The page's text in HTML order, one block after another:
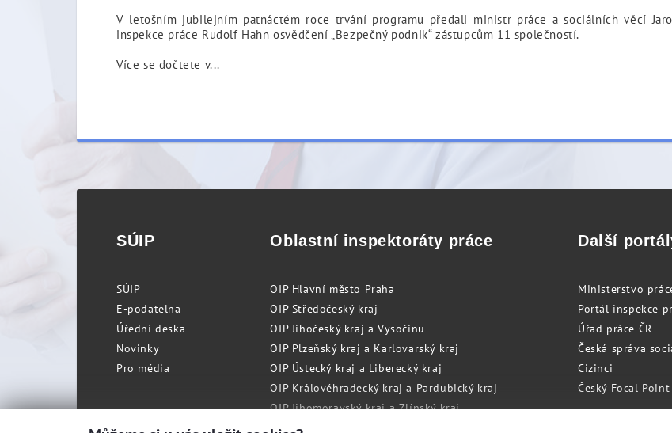
V letošním jubilejním patnáctém roce trvání programu předali ministr práce a sociálních věcí
inspekce práce Rudolf Hahn osvědčení „Bezpečný podnik“ zástupcům 11 společností.
Více se dočtete v...
SÚIP
SÚIP
E-podatelna
Úřední deska
Novinky
Pro média
Oblastní inspektoráty práce
OIP Hlavní město Praha
OIP Středočeský kraj
OIP Jihočeský kraj a Vysočinu
OIP Plzeňský kraj a Karlovarský kraj
OIP Ústecký kraj a Liberecký kraj
OIP Královéhradecký kraj a Pardubický kraj
OIP Jihomoravský kraj a Zlínský kraj
OIP Moravskoslezský kraj a Olomoucký kraj
Další
Ministerstvo
Portál inspekce
Úřad práce ČR
Česká správa
Cizinci
Český Focal Point